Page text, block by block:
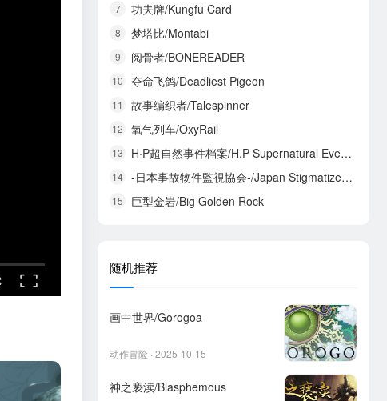
7 功夫牌/Kungfu Card
8 梦塔比/Montabi
9 阅骨者/BONEREADER
10 夺命飞鸽/Deadliest Pigeon
11 故事编织者/Talespinner
12 氧气列车/OxyRail
13 H·P超自然事件档案/H.P Supernatural Event Archives
14 -日本事故物件監視協会-/Japan Stigmatized Property3
15 巨型金岩/Big Golden Rock
随机推荐
画中世界/Gorogoa
动作冒险 · 2025-10-15
神之亵渎/Blasphemous